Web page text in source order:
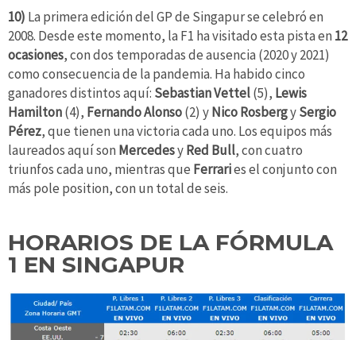
10) La primera edición del GP de Singapur se celebró en
2008. Desde este momento, la F1 ha visitado esta pista en 12
ocasiones, con dos temporadas de ausencia (2020 y 2021)
como consecuencia de la pandemia. Ha habido cinco
ganadores distintos aquí: Sebastian Vettel(5), Lewis
Hamilton(4), Fernando Alonso(2) yNico RosbergySergio
Pérez, que tienen una victoria cada uno. Los equipos más
laureados aquí son MercedesyRed Bull, con cuatro
triunfos cada uno, mientras que Ferraries el conjunto con
más pole position, con un total de seis.
HORARIOS DE LA FÓRMULA
1 EN SINGAPUR